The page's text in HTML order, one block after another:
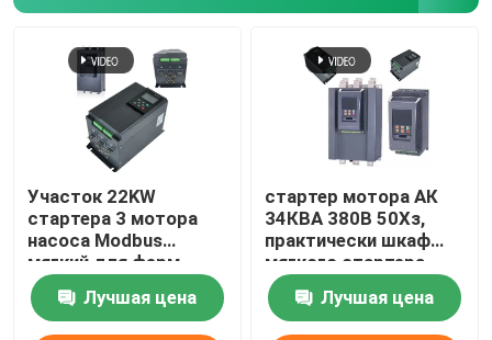
Инверторный реактор переменного тока
Участок 22KW
стартера 3 мотора
насоса Modbus
мягкий для ферм
поголовья
Лучшая цена
стартер мотора АК
34КВА 380В 50Хз,
практически шкаф
мягкого стартера
Лучшая цена